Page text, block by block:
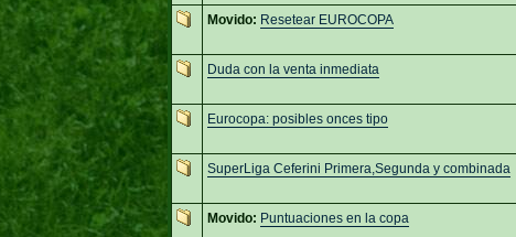
Movido: Resetear EUROCOPA
Duda con la venta inmediata
Eurocopa: posibles onces tipo
SuperLiga Ceferini Primera,Segunda y combinada
Movido: Puntuaciones en la copa